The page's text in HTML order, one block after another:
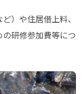
）や住居借上料、
研修参加費等につ